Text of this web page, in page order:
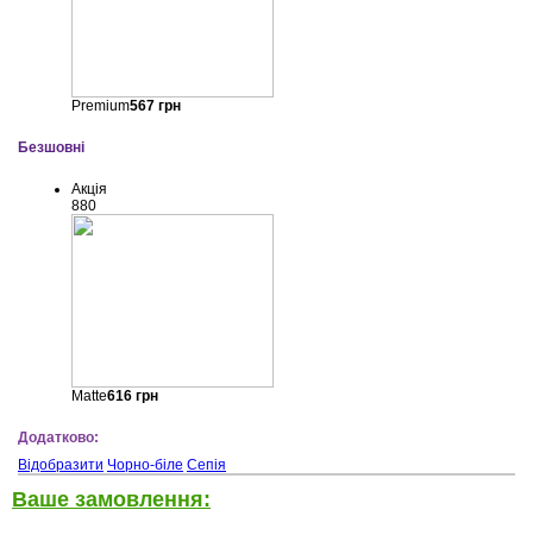
Premium567грн
Безшовні
Акція
880
Matte616грн
Додатково:
Відобразити Чорно-біле Сепія
Ваше замовлення: